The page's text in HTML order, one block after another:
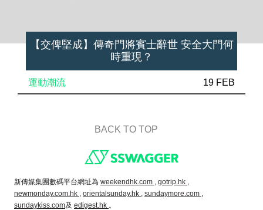
【交俾堅成】傳奇門將賓士辭世 安全大門何
時重現？
運動潮流 19 FEB
BACK TO TOP
新傳媒集團數碼平台網址為 weekendhk.com , gotrip.hk ,
newmonday.com.hk , orientalsunday.hk , sundaymore.com ,
sundaykiss.com及 edigest.hk 。